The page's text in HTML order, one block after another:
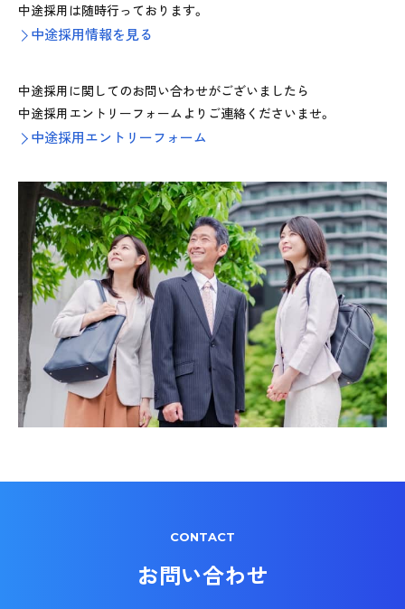
中途採用は随時行っております。
中途採用情報を見る
中途採用に関してのお問い合わせがございましたら
中途採用エントリーフォームよりご連絡くださいませ。
中途採用エントリーフォーム
CONTACT
お問い合わせ